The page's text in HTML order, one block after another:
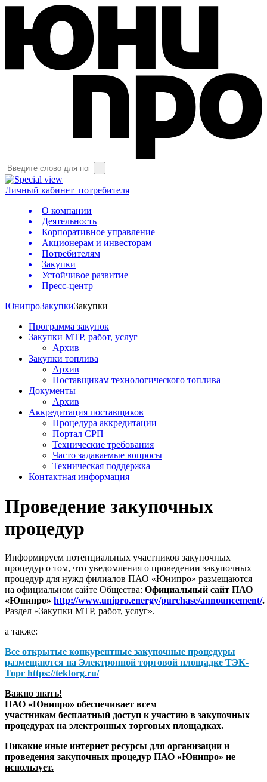
Личный кабинет потребителя
О компании
Деятельность
Корпоративное управление
Акционерам и инвесторам
Потребителям
Закупки
Устойчивое развитие
Пресс-центр
ЮнипроЗакупкиЗакупки
Программа закупок
Закупки МТР, работ, услуг
Архив
Закупки топлива
Архив
Поставщикам технологического топлива
Документы
Архив
Аккредитация поставщиков
Процедура аккредитации
Портал СРП
Технические требования
Часто задаваемые вопросы
Техническая поддержка
Контактная информация
Проведение закупочных
процедур
Информируем потенциальных участников закупочных
процедур о том, что уведомления о проведении закупочных
процедур для нужд филиалов ПАО «Юнипро» размещаются
на официальном сайте Общества: Официальный сайт ПАО
«Юнипро» http://www.unipro.energy/purchase/announcement/.
Раздел «Закупки МТР, работ, услуг».
а также:
Все открытые конкурентные закупочные процедуры
размещаются на Электронной торговой площадке ТЭК-
Торг https://tektorg.ru/
Важно знать!
ПАО «Юнипро» обеспечивает всем
участникам бесплатный доступ к участию в закупочных
процедурах на электронных торговых площадках.
Никакие иные интернет ресурсы для организации и
проведения закупочных процедур ПАО «Юнипро» не
использует.